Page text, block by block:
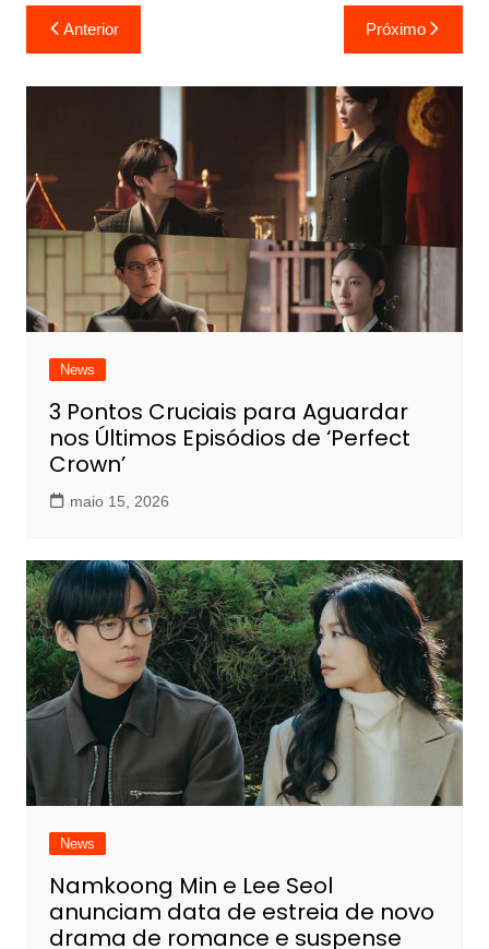
Navegação
de
Post
Anterior Próximo
News
3 Pontos Cruciais para Aguardar
nos Últimos Episódios de ‘Perfect
Crown’
maio 15, 2026
News
Namkoong Min e Lee Seol
anunciam data de estreia de novo
drama de romance e suspense